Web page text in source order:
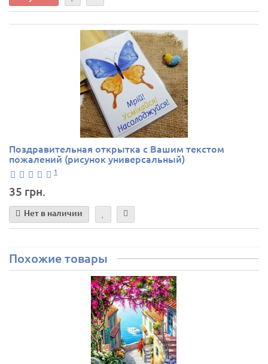
Поздравительная открытка с Вашим текстом
пожалений (рисунок универсальный)
1
35 грн.
Нет в наличии
Похожие товары